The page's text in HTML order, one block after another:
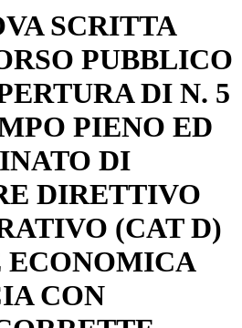
SCRITTA
PUBBLICO
DI N. 5
PIENO ED
DI
DIRETTIVO
(CAT D)
ECONOMICA
CON